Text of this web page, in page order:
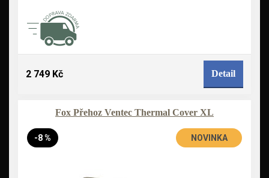
2 749 Kč Detail
Fox Přehoz Ventec Thermal Cover XL
-8 % NOVINKA